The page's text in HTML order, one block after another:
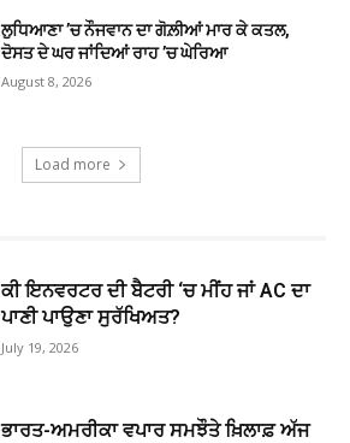
ਲੁਧਿਆਣਾ ’ਚ ਨੌਜਵਾਨ ਦਾ ਗੋਲ਼ੀਆਂ ਮਾਰ ਕੇ ਕਤਲ,
ਦੋਸਤ ਦੇ ਘਰ ਜਾਂਦਿਆਂ ਰਾਹ ’ਚ ਘੇਰਿਆ
August 8, 2026
Load more
ਕੀ ਇਨਵਰਟਰ ਦੀ ਬੈਟਰੀ ‘ਚ ਮੀਂਹ ਜਾਂ AC ਦਾ
ਪਾਣੀ ਪਾਉਣਾ ਸੁਰੱਖਿਅਤ?
July 19, 2026
ਭਾਰਤ-ਅਮਰੀਕਾ ਵਪਾਰ ਸਮਝੌਤੇ ਖ਼ਿਲਾਫ਼ ਅੱਜ